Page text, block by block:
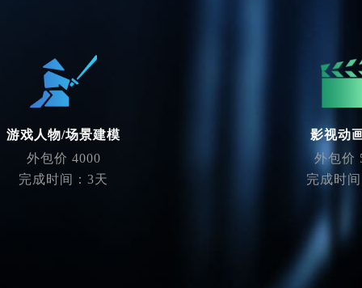
游戏人物/场景建模
外包价 4000
完成时间：3天
影视动
外包价
完成时